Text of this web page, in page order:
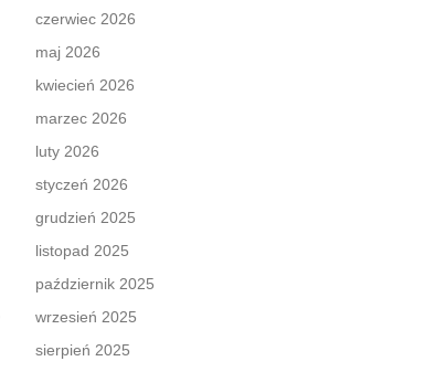
czerwiec 2026
maj 2026
kwiecień 2026
marzec 2026
luty 2026
styczeń 2026
grudzień 2025
listopad 2025
październik 2025
wrzesień 2025
sierpień 2025